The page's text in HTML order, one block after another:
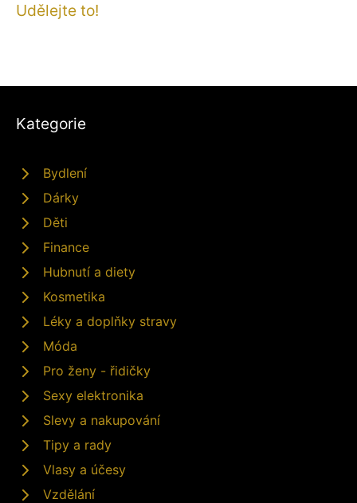
Udělejte to!
Kategorie
Bydlení
Dárky
Děti
Finance
Hubnutí a diety
Kosmetika
Léky a doplňky stravy
Móda
Pro ženy - řidičky
Sexy elektronika
Slevy a nakupování
Tipy a rady
Vlasy a účesy
Vzdělání